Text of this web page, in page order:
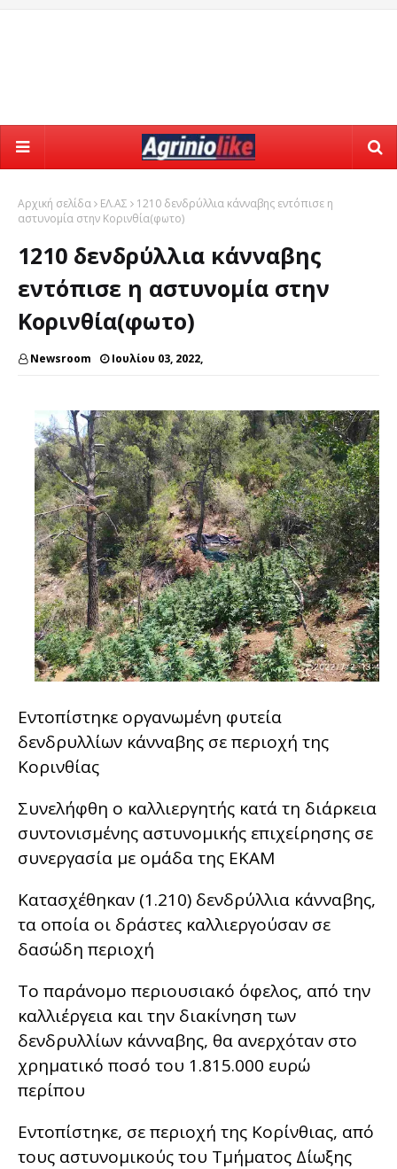
Αρχική σελίδα ΕΛ.ΑΣ
1210 δενδρύλλια κάνναβης εντόπισε η
αστυνομία στην Κορινθία(φωτο)
1210 δενδρύλλια κάνναβης
εντόπισε η αστυνομία στην
Κορινθία(φωτο)
Newsroom Ιουλίου 03, 2022,
Εντοπίστηκε οργανωμένη φυτεία
δενδρυλλίων κάνναβης σε περιοχή της
Κορινθίας
Συνελήφθη ο καλλιεργητής κατά τη διάρκεια
συντονισμένης αστυνομικής επιχείρησης σε
συνεργασία με ομάδα της ΕΚΑΜ
Κατασχέθηκαν (1.210) δενδρύλλια κάνναβης,
τα οποία οι δράστες καλλιεργούσαν σε
δασώδη περιοχή
Το παράνομο περιουσιακό όφελος, από την
καλλιέργεια και την διακίνηση των
δενδρυλλίων κάνναβης, θα ανερχόταν στο
χρηματικό ποσό του 1.815.000 ευρώ
περίπου
Εντοπίστηκε, σε περιοχή της Κορίνθιας, από
τους αστυνομικούς του Τμήματος Δίωξης